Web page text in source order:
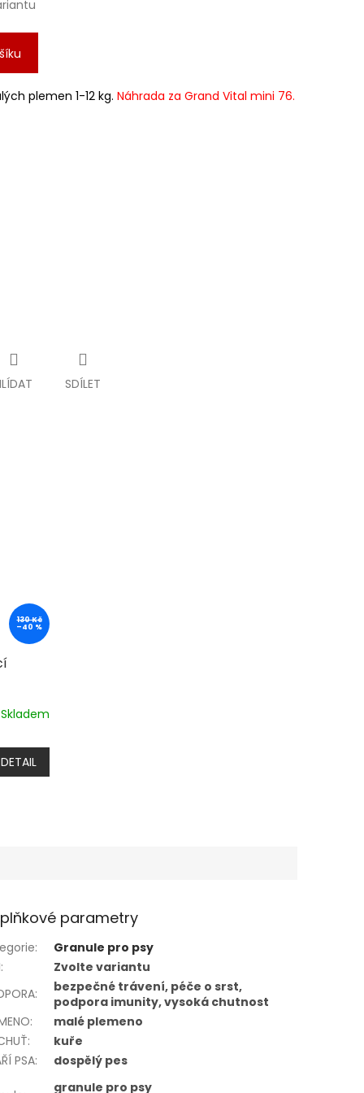
plemen 1-12 kg. Náhrada za Grand Vital mini 76.
SDÍLET
130 Kč
–40 %
Skladem
DETAIL
parametry
:
Granule pro psy
:
Zvolte variantu
:
bezpečné trávení, péče o srst,
podpora imunity, vysoká chutnost
:
malé plemeno
:
kuře
PSA:
dospělý pes
granule pro psy